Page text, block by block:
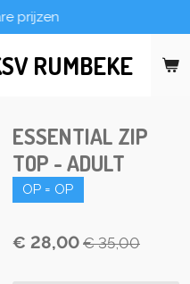
RUMBEKE
prijzen
ESSENTIAL ZIP
TOP - ADULT
OP = OP
€ 28,00 € 35,00